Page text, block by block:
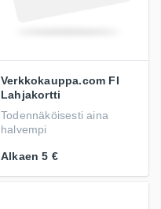
Verkkokauppa.com FI
Lahjakortti
Todennäköisesti aina
halvempi
Alkaen 5 €